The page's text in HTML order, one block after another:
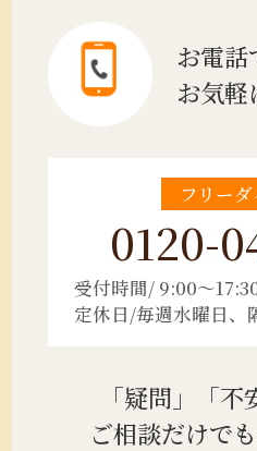
お電話
お気
フリー
0120-
受付時間/ 9:00～
定休日/毎週水曜日、
「疑問」「不
ご相談だけで